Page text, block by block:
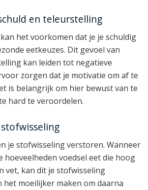
en teleurstelling
het voorkomen dat je je schuldig
eetkeuzes. Dit gevoel van
kan leiden tot negatieve
zorgen dat je motivatie om af te
is belangrijk om hier bewust van te
hard te veroordelen.
je stofwisseling verstoren. Wanneer
voedsel eet die hoog
vet, kan dit je stofwisseling
het moeilijker maken om daarna